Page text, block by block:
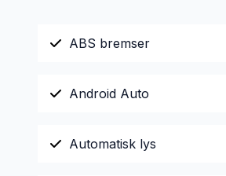
ABS bremser
Android Auto
Automatisk lys